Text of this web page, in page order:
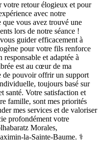
retour élogieux et pour
avec notre
que vous avez trouvé une
lors de notre séance !
guider efficacement à
pour votre fils renforce
et adaptée à
est au cœur de ma
de pouvoir offrir un support
toujours basé sur
santé. Votre satisfaction et
famille, sont mes priorités
mes services et de valoriser
profondément votre
Morales,
la-Sainte-Baume. ‍⚕️